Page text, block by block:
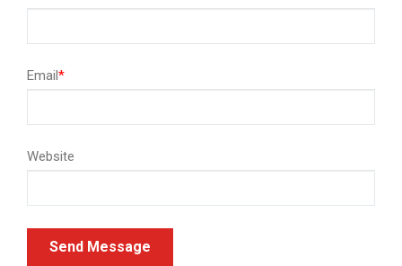
Email*
Website